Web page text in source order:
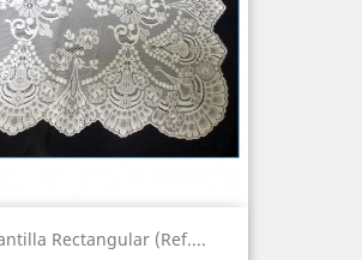
Rectangular (Ref....